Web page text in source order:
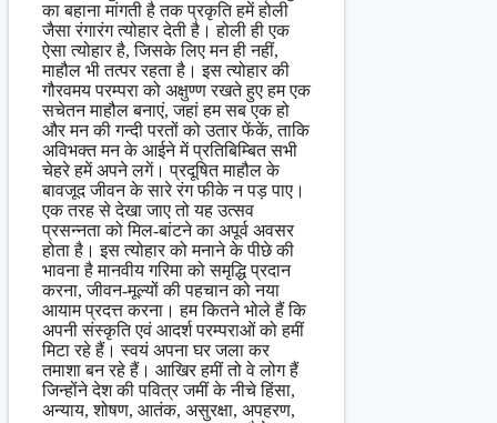
का बहाना मांगती है तक प्रकृति हमें होली
जैसा रंगारंग त्योहार देती है। होली ही एक
ऐसा त्योहार है, जिसके लिए मन ही नहीं,
माहौल भी तत्पर रहता है। इस त्योहार की
गौरवमय परम्परा को अक्षुण्ण रखते हुए हम एक
सचेतन माहौल बनाएं, जहां हम सब एक हो
और मन की गन्दी परतों को उतार फेंकें, ताकि
अविभक्त मन के आईने में प्रतिबिम्बित सभी
चेहरे हमें अपने लगें। प्रदूषित माहौल के
बावजूद जीवन के सारे रंग फीके न पड़ पाए।
एक तरह से देखा जाए तो यह उत्सव
प्रसन्नता को मिल-बांटने का अपूर्व अवसर
होता है। इस त्योहार को मनाने के पीछे की
भावना है मानवीय गरिमा को समृद्धि प्रदान
करना, जीवन-मूल्यों की पहचान को नया
आयाम प्रदत्त करना। हम कितने भोले हैं कि
अपनी संस्कृति एवं आदर्श परम्पराओं को हमीं
मिटा रहे हैं। स्वयं अपना घर जला कर
तमाशा बन रहे हैं। आखिर हमीं तो वे लोग हैं
जिन्होंने देश की पवित्र जमीं के नीचे हिंसा,
अन्याय, शोषण, आतंक, असुरक्षा, अपहरण,